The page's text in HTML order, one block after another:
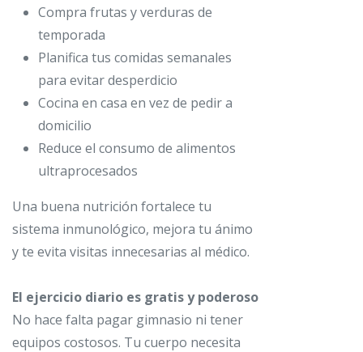
Compra frutas y verduras de
temporada
Planifica tus comidas semanales
para evitar desperdicio
Cocina en casa en vez de pedir a
domicilio
Reduce el consumo de alimentos
ultraprocesados
Una buena nutrición fortalece tu
sistema inmunológico, mejora tu ánimo
y te evita visitas innecesarias al médico.
El ejercicio diario es gratis y poderoso
No hace falta pagar gimnasio ni tener
equipos costosos. Tu cuerpo necesita